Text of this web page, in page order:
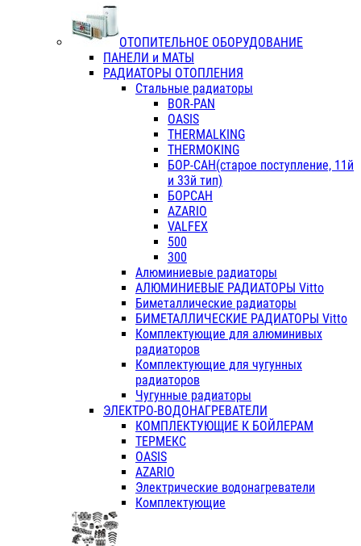
ОТОПИТЕЛЬНОЕ ОБОРУДОВАНИЕ
ПАНЕЛИ и МАТЫ
РАДИАТОРЫ ОТОПЛЕНИЯ
Стальные радиаторы
BOR-PAN
OASIS
THERMALKING
THERMOKING
БОР-САН(старое поступление, 11й
и 33й тип)
БОРСАН
AZARIO
VALFEX
500
300
Алюминиевые радиаторы
АЛЮМИНИЕВЫЕ РАДИАТОРЫ Vitto
Биметаллические радиаторы
БИМЕТАЛЛИЧЕСКИЕ РАДИАТОРЫ Vitto
Комплектующие для алюминивых
радиаторов
Комплектующие для чугунных
радиаторов
Чугунные радиаторы
ЭЛЕКТРО-ВОДОНАГРЕВАТЕЛИ
КОМПЛЕКТУЮЩИЕ К БОЙЛЕРАМ
ТЕРМЕКС
OASIS
AZARIO
Электрические водонагреватели
Комплектующие